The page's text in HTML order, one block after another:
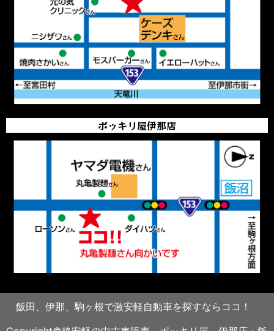
ポッキリ屋伊那店
飯田、伊那、駒ヶ根で激安軽自動車を探すならココ！